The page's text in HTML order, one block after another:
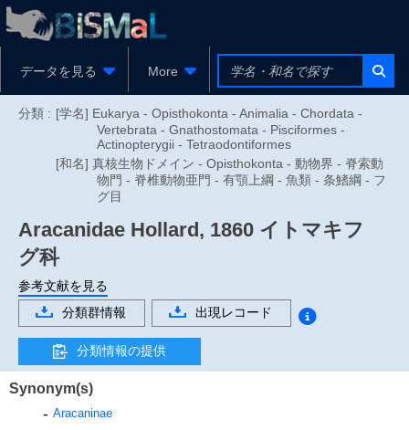
データを見る More
分類 : [学名] Eukarya - Opisthokonta - Animalia - Chordata -
Vertebrata - Gnathostomata - Pisciformes -
Actinopterygii - Tetraodontiformes
[和名] 真核生物ドメイン - Opisthokonta - 動物界 - 脊索動
物門 - 脊椎動物亜門 - 有顎上綱 - 魚類 - 条鰭綱 - フ
グ目
Aracanidae Hollard, 1860 イトマキフ
グ科
参考文献を見る
分類群情報
出現レコード
分類情報の提供
Synonym(s)
Aracaninae